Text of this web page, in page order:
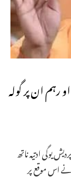
رہم ان پر گولہ
یوگی ادتیہ ناتھ
نے اس موقع پر